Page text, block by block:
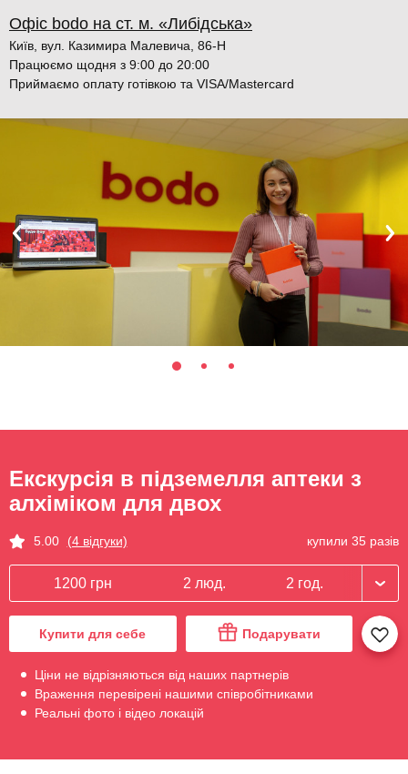
Офіс bodo на ст. м. «Либідська»
Київ, вул. Казимира Малевича, 86-Н
Працюємо щодня з 9:00 до 20:00
Приймаємо оплату готівкою та VISA/Mastercard
Екскурсія в підземелля аптеки з
алхіміком для двох
5.00 (4 відгуки) купили 35 разів
1200 грн 2 люд. 2 год.
Купити для себе Подарувати
Ціни не відрізняються від наших партнерів
Враження перевірені нашими співробітниками
Реальні фото і відео локацій